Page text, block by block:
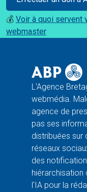
💰 Voir à quoi servent
webmaster
L'Agence
webmédia.
agence de
pas ses
distribuées sur
réseaux
des
hiérarchisation
l'IA pour la